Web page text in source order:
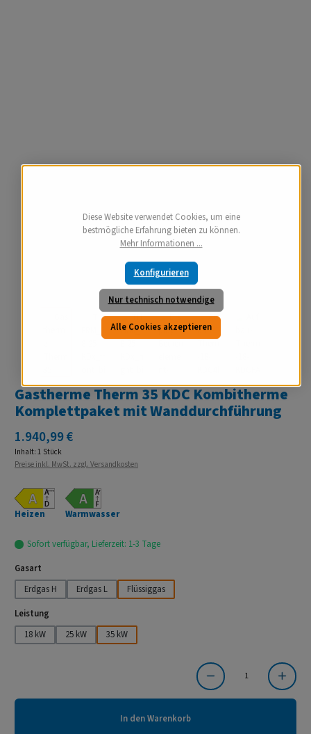
Gastherme Therm 35 KDC Kombitherme
Komplettpaket mit Wanddurchführung
Regulärer Preis:
1.940,99 €
Inhalt: 1 Stück
Preise inkl. MwSt. zzgl. Versandkosten
Heizen Warmwasser
Sofort verfügbar, Lieferzeit: 1-3 Tage
Gasart
Erdgas H
Erdgas L
Flüssiggas
Leistung
18 kW
25 kW 35 kW
Produkt Anzahl: Gib den gewünschten Wert ein oder benutze die Schaltflächen um die
In den Warenkorb
Diese Website verwendet Cookies, um eine
bestmögliche Erfahrung bieten zu können.
Mehr Informationen ...
Nur technisch notwendige
Konfigurieren
Alle Cookies akzeptieren